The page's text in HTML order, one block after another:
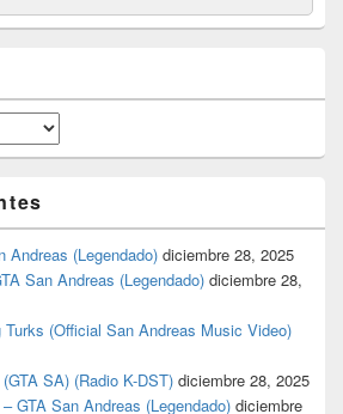
Andreas (Legendado) diciembre 28, 2025
San Andreas (Legendado) diciembre 28,
Turks (Official San Andreas Music Video)
SA) (Radio K-DST) diciembre 28, 2025
GTA San Andreas (Legendado) diciembre